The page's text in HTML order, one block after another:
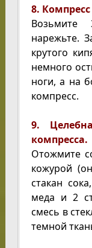
8.
нарежьте.
крутого
немного
ноги, а на
компресс.
9.
компресса.
Отожмите
кожурой
стакан
меда и 2
смесь в
темной